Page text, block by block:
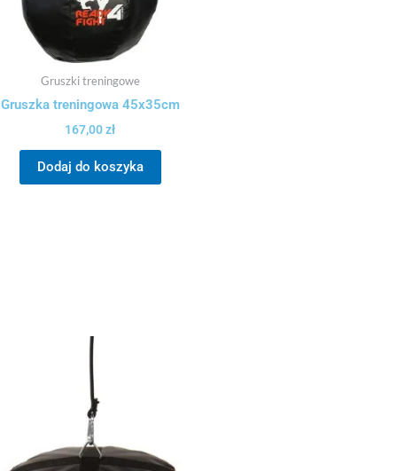
Gruszki treningowe
Gruszka treningowa 45x35cm
167,00zł
Dodaj do koszyka